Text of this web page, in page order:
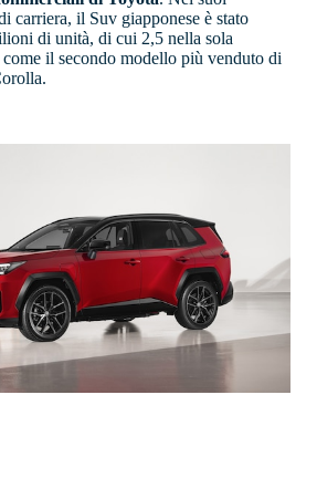
carriera, il Suv giapponese è stato
di unità, di cui 2,5 nella sola
il secondo modello più venduto di